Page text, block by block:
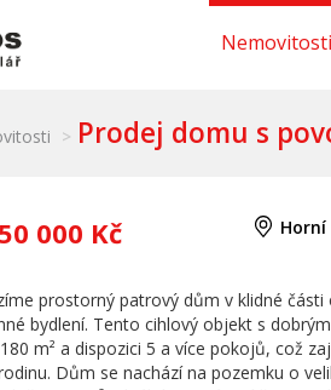
Nemovitosti
Prodej domu s
000 Kč Horní
prostorný patrový dům v klidné části
bydlení. Tento cihlový objekt s
m² a dispozici 5 a více pokojů, což
Dům se nachází na pozemku o